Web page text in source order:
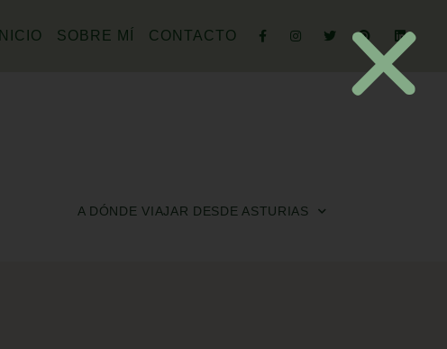
INICIO SOBRE MÍ CONTACTO
A DÓNDE VIAJAR DESDE ASTURIAS